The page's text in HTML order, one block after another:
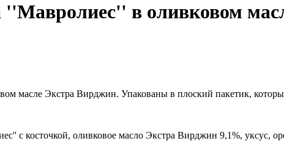
в оливковом
масле Экстра Вирджин. Упакованы в плоский пакетик,
с косточкой, оливковое масло Экстра Вирджин 9,1%, уксус,